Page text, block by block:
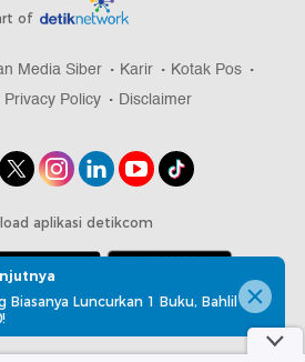
of
Media Siber Karir
Kotak Pos
Privacy Policy Disclaimer
aplikasi detikcom
detikcom, All right reserved
Biasanya Luncurkan 1 Buku, Bahlil